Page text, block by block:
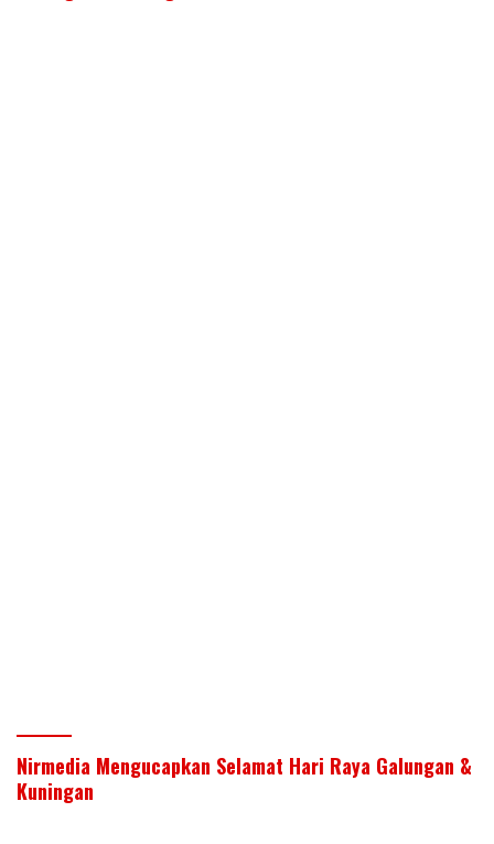
Nirmedia Mengucapkan Selamat Hari Raya Galungan &
Kuningan